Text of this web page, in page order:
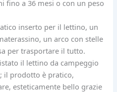
fino a 36 mesi o con un peso
inserto per il lettino, un
un arco con stelle
per trasportare il tutto.
il lettino da campeggio
il prodotto è pratico,
esteticamente bello grazie